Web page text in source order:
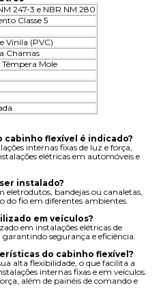
247-3 e NBR NM 280
Classe 5
Vinila (PVC)
Chamas
Têmpera Mole
cabinho flexível é indicado?
internas fixas de luz e força,
elétricas em automóveis e
instalado?
eletrodutos, bandejas ou canaletas,
do fio em diferentes ambientes.
em veículos?
em instalações elétricas de
segurança e eficiência.
do cabinho flexível?
alta flexibilidade, o que facilita a
internas fixas e em veículos.
além de painéis de comando e